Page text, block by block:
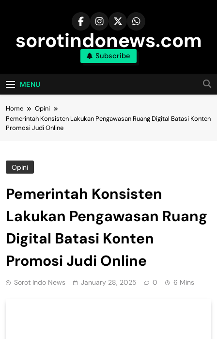
sorotindonews.com
Subscribe
MENU
Home
Opini
Pemerintah Konsisten Lakukan Pengawasan Ruang Digital Batasi Konten
Promosi Judi Online
Opini
Pemerintah Konsisten
Lakukan Pengawasan Ruang
Digital Batasi Konten
Promosi Judi Online
Sorot Indo News January 28, 2025 0 6 Mins